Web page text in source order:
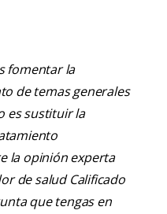
fomentar la
de temas generales
es sustituir la
la opinión experta
de salud Calificado
que tengas en